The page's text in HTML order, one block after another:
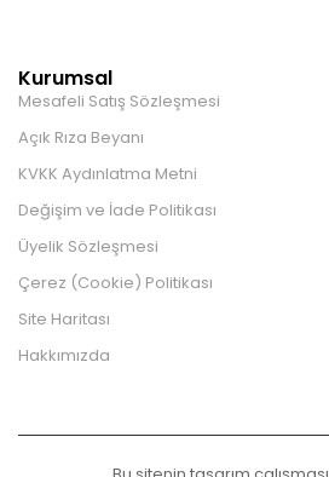
Kurumsal
Mesafeli Satış Sözleşmesi
Açık Rıza Beyanı
KVKK Aydınlatma Metni
Değişim ve İade Politikası
Üyelik Sözleşmesi
Çerez (Cookie) Politikası
Site Haritası
Hakkımızda